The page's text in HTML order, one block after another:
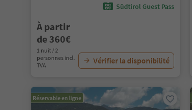
Südtirol Guest Pass
À partir
de 360€
1 nuit / 2
personnes incl.
TVA
Vérifier la disponibilité
Réservable en ligne